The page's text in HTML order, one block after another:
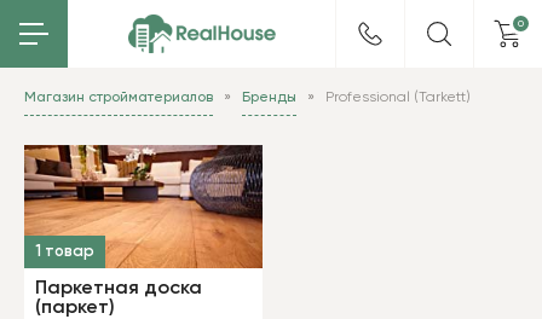
0
Магазин стройматериалов Бренды Professional (Tarkett)
1 товар
Паркетная доска
(паркет)